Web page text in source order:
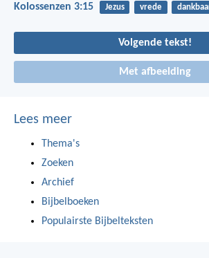
Kolossenzen 3:15 Jezus vrede
Volgende tekst!
Met afbeelding
Lees meer
Thema's
Zoeken
Archief
Bijbelboeken
Populairste Bijbelteksten